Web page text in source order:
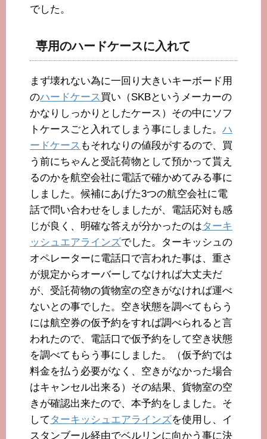
でした。
専用のハードケースに入れて
まず壊れない為に一回り大きいキーボード用
のハードケース買い（SKBというメーカーの
かなりしっかりとしたケース）その中にソフ
トケースごと入れてしまう事にしました。 ハ
ードケース もそれなりの値段がするので、買
う前にちゃんと受託荷物として預かって貰え
るのかを航空会社に電話で確かめてみる事に
しました。候補にあげた3つの航空会社に電
話で問い合わせをしましたが、電話応対も感
じが良く、明確な答えが分かったのはターキ
ッシュエアラインズでした。ターキッシュの
オペレーターに電話口で言われた事は、重さ
が規定からオーバーしてなければ大丈夫だ
が、受託荷物の貨物室の空きがなければ運べ
ないとの事でした。空き状態を調べてもらう
には航空券の仮予約をすれば調べられると言
われたので、電話口で仮予約をして空き状態
を調べてもらう事にしました。（仮予約では
料金を払う必要がなく、空きがなかった場合
はキャンセル出来る）その結果、貨物室の空
きが確認出来たので、本予約をしました。そ
して ターキッシュエアラインズを使用し、イ
スタンブール経由でベルリンに向かう事に決